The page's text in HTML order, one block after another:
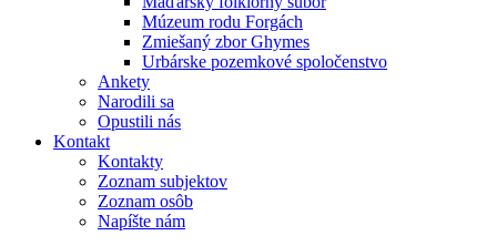
Múzeum rodu Forgách
Zmiešaný zbor Ghymes
Urbárske pozemkové spoločenstvo
Ankety
Narodili sa
Opustili nás
Kontakt
Kontakty
Zoznam subjektov
Zoznam osôb
Napíšte nám